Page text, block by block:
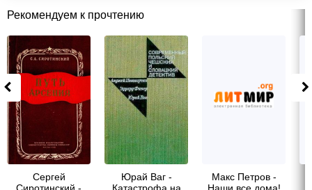
Рекомендуем к прочтению
Сергей
Юрай Ваг -
Макс Петров -